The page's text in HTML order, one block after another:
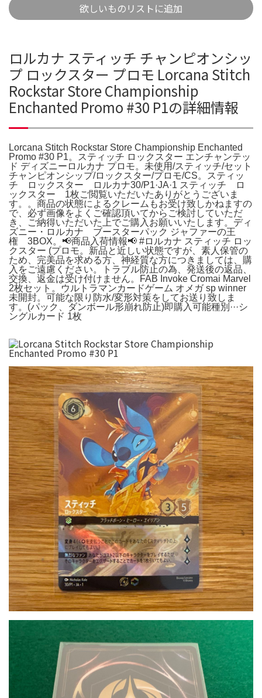
欲しいものリストに追加
ロルカナ スティッチ チャンピオンシッ
プ ロックスター プロモ Lorcana Stitch
Rockstar Store Championship
Enchanted Promo #30 P1の詳細情報
Lorcana Stitch Rockstar Store Championship Enchanted
Promo #30 P1。スティッチ ロックスター エンチャンテッ
ド ディズニーロルカナ プロモ。未使用/スティッチ/セット
チャンピオンシップ/ロックスター/プロモ/CS。スティッ
チ ロックスター ロルカナ30/P1·JA·1 スティッチ ロ
ックスター 1枚ご閲覧いただいたありがとうございま
す。。商品の状態によるクレームもお受け致しかねますの
で、必ず画像をよくご確認頂いてからご検討していただ
き、ご納得いただいた上でご購入お願いいたします。ディ
ズニー・ロルカナ ブースターパック ジャファーの王
権 3BOX。📢商品入荷情報📢 #ロルカナ スティッチ ロッ
クスター (プロモ。新品と近しい状態ですが、素人保管の
ため、完美品を求める方、神経質な方につきましては、購
入をご遠慮ください。トラブル防止の為、発送後の返品、
交換、返金は受け付けません。FAB Invoke Cromai Marvel
2枚セット。ウルトラマンカードゲーム オメガ sp winner
未開封。可能な限り防水/変形対策をしてお送り致しま
す。(パック、ダンボール形崩れ防止)即購入可能種別···シ
ングルカード 1枚